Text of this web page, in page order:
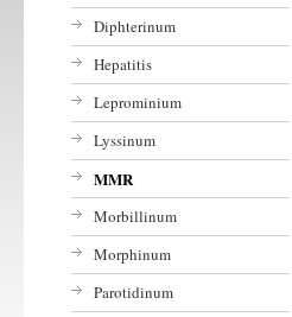
Diphterinum
Hepatitis
Leprominium
Lyssinum
MMR
Morbillinum
Morphinum
Parotidinum